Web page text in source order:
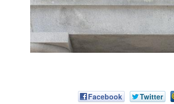
Facebook Twitter